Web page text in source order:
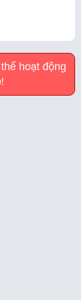
hoạt động